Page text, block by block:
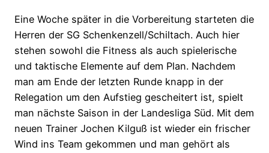
Eine Woche später in die Vorbereitung starteten die
Herren der SG Schenkenzell/Schiltach. Auch hier
stehen sowohl die Fitness als auch spielerische
und taktische Elemente auf dem Plan. Nachdem
man am Ende der letzten Runde knapp in der
Relegation um den Aufstieg gescheitert ist, spielt
man nächste Saison in der Landesliga Süd. Mit dem
neuen Trainer Jochen Kilguß ist wieder ein frischer
Wind ins Team gekommen und man gehört als